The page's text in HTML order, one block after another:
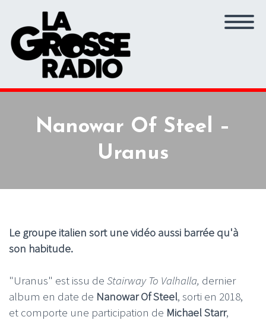
Nanowar Of Steel –
Uranus
Le groupe italien sort une vidéo aussi barrée qu'à
son habitude.
"Uranus" est issu de Stairway To Valhalla, dernier
album en date de Nanowar Of Steel, sorti en 2018,
et comporte une participation de Michael Starr,